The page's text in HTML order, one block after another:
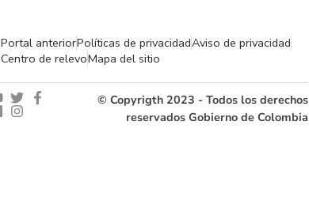
Portal anteriorPolíticas de privacidadAviso de privacidad
Centro de relevoMapa del sitio
© Copyrigth 2023 - Todos los derechos
reservados Gobierno de Colombia